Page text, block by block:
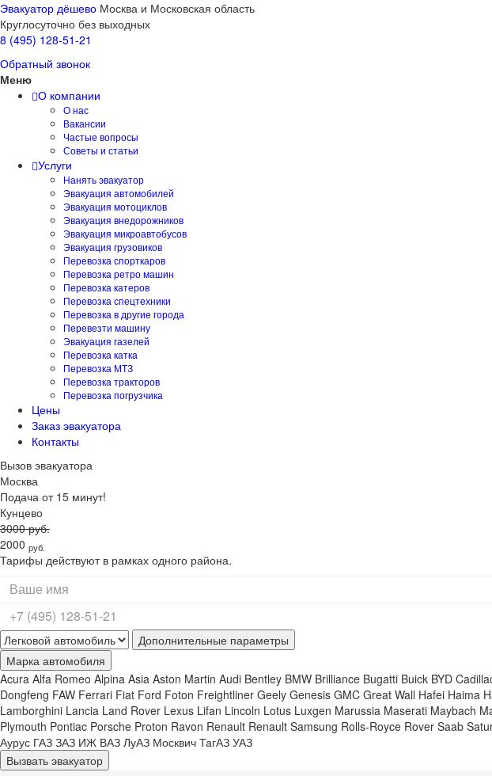
Эвакуатор дёшево Москва и Московская область
Круглосуточно без выходных
8 (495) 128-51-21
Обратный звонок
Меню
О компании
О нас
Вакансии
Частые вопросы
Советы и статьи
Услуги
Нанять эвакуатор
Эвакуация автомобилей
Эвакуация мотоциклов
Эвакуация внедорожников
Эвакуация микроавтобусов
Эвакуация грузовиков
Перевозка спорткаров
Перевозка ретро машин
Перевозка катеров
Перевозка спецтехники
Перевозка в другие города
Перевезти машину
Эвакуация газелей
Перевозка катка
Перевозка МТЗ
Перевозка тракторов
Перевозка погрузчика
Цены
Заказ эвакуатора
Контакты
Вызов эвакуатора
Москва
Подача от 15 минут!
Кунцево
3000руб.
2000 руб.
Тарифы действуют в рамках одного района.
Дополнительные параметры
Марка автомобиля
Acura Alfa Romeo Alpina Asia Aston Martin Audi Bentley BMW Brilliance Bugatti Buick BYD
Dongfeng FAW Ferrari Fiat Ford Foton Freightliner Geely Genesis GMC Great Wall Hafei Haima
Lamborghini Lancia Land Rover Lexus Lifan Lincoln Lotus Luxgen Marussia Maserati Maybach
Plymouth Pontiac Porsche Proton Ravon Renault Renault Samsung Rolls-Royce Rover Saab
Аурус ГАЗ ЗАЗ ИЖ ВАЗ ЛуАЗ Москвич ТагАЗ УАЗ
Вызвать эвакуатор